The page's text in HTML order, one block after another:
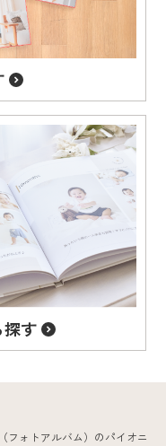
探す
フォトアルバム）のパイオニ